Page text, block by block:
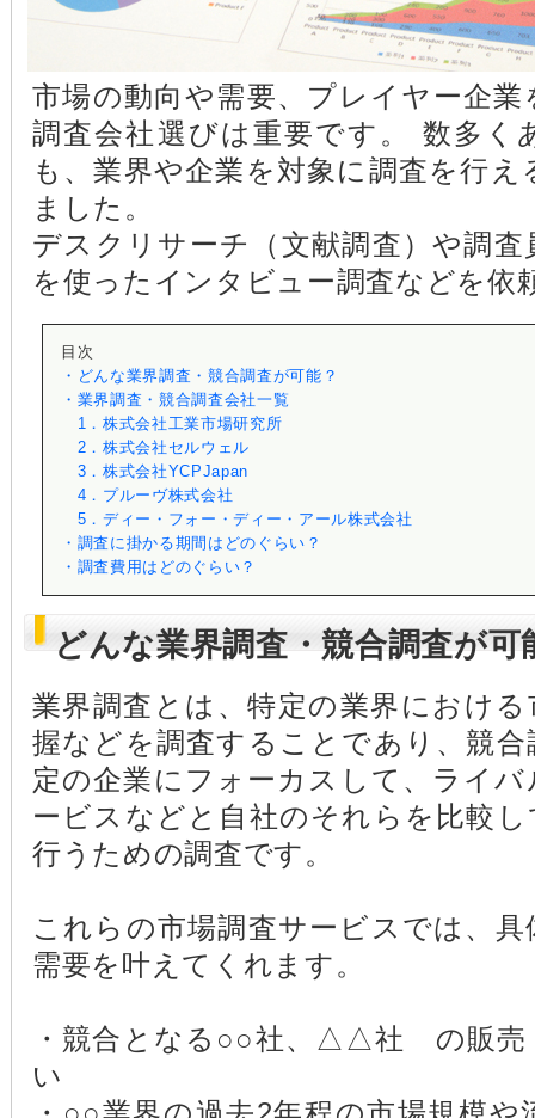
市場の動向や需要、プレイヤー企
調査会社選びは重要です。 数多く
も、業界や企業を対象に調査を行
ました。
デスクリサーチ（文献調査）や調
を使ったインタビュー調査などを依
目次
・どんな業界調査・競合調査が可能？
・業界調査・競合調査会社一覧
1．株式会社工業市場研究所
2．株式会社セルウェル
3．株式会社YCPJapan
4．プルーヴ株式会社
5．ディー・フォー・ディー・アール株式会社
・調査に掛かる期間はどのぐらい？
・調査費用はどのぐらい？
どんな業界調査・競合調査が可
業界調査とは、特定の業界におけ
握などを調査することであり、競
定の企業にフォーカスして、ライ
ービスなどと自社のそれらを比較
行うための調査です。
これらの市場調査サービスでは、
需要を叶えてくれます。
・競合となる○○社、△△社 の販売
い